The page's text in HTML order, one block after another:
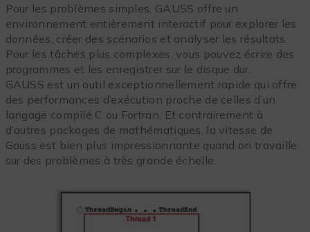
Pour les problèmes simples, GAUSS offre un
environnement entièrement interactif pour explorer les
données, créer des scénarios et analyser les résultats.
Pour les tâches plus complexes, vous pouvez écrire des
programmes et les enregistrer sur le disque dur.
GAUSS est un outil exceptionnellement rapide qui offre
des performances d’exécution proche de celles d’un
langage compilé C ou Fortran. Et contrairement à
d’autres packages de mathématiques, la vitesse de
Gauss est bien plus impressionnante quand on travaille
sur des problèmes à très grande échelle.